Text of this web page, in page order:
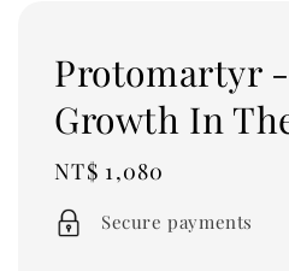
Protomartyr
Growth In
Regular
price
NT$ 1,080
Secure payments